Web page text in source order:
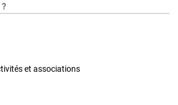
et associations